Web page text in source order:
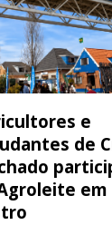
e
de
em